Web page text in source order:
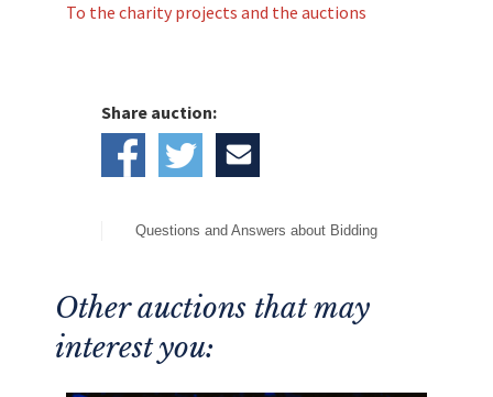
To the charity projects and the auctions
Share auction:
Questions and Answers about Bidding
Other auctions that may
interest you: